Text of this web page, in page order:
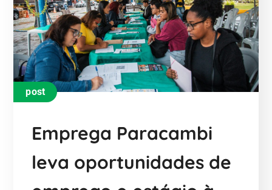
post
Emprega Paracambi
leva oportunidades de